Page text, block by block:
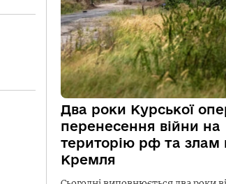
Два роки Курської
перенесення війни на
територію рф та злам
Кремля